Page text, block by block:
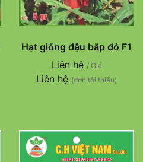
Hạt giống đậu bắp đỏ F1
Liên hệ / Giá
Liên hệ (đơn tối thiểu)